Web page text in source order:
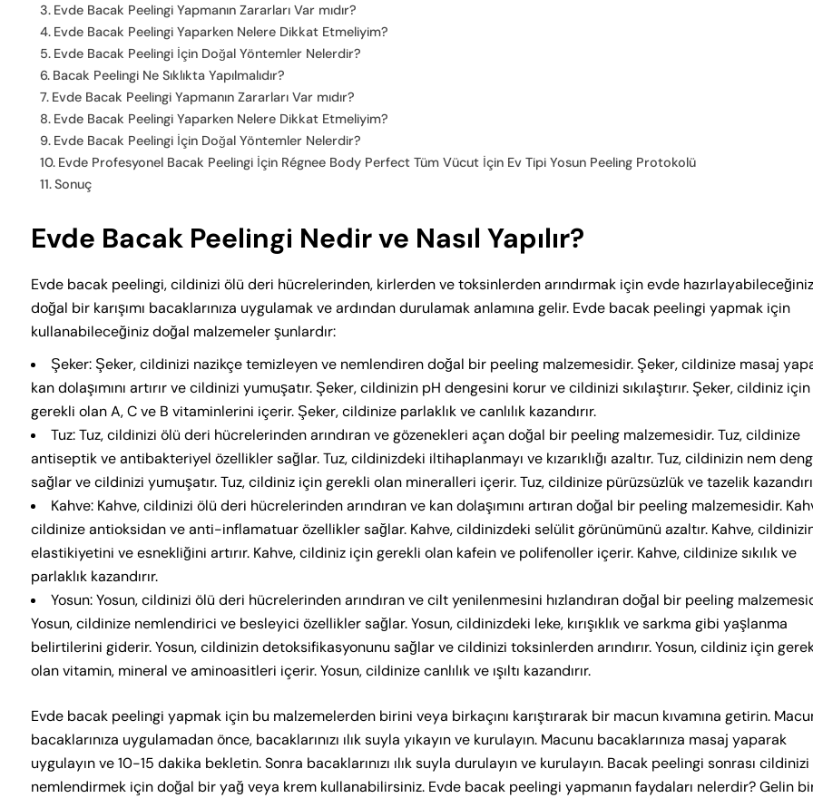
Evde Bacak Peelingi Yapmanın Zararları Var mıdır?
Evde Bacak Peelingi Yaparken Nelere Dikkat Etmeliyim?
Evde Bacak Peelingi İçin Doğal Yöntemler Nelerdir?
Bacak Peelingi Ne Sıklıkta Yapılmalıdır?
Evde Bacak Peelingi Yapmanın Zararları Var mıdır?
Evde Bacak Peelingi Yaparken Nelere Dikkat Etmeliyim?
Evde Bacak Peelingi İçin Doğal Yöntemler Nelerdir?
Evde Profesyonel Bacak Peelingi İçin Régnee Body Perfect Tüm Vücut İçin Ev Tipi Yosun Peeling Protokolü
Sonuç
Evde Bacak Peelingi Nedir ve Nasıl Yapılır?
Evde bacak peelingi, cildinizi ölü deri hücrelerinden, kirlerden ve toksinlerden arındırmak için evde hazırlayabileceğiniz
doğal bir karışımı bacaklarınıza uygulamak ve ardından durulamak anlamına gelir. Evde bacak peelingi yapmak için
kullanabileceğiniz doğal malzemeler şunlardır:
Şeker: Şeker, cildinizi nazikçe temizleyen ve nemlendiren doğal bir peeling malzemesidir. Şeker, cildinize masaj
kan dolaşımını artırır ve cildinizi yumuşatır. Şeker, cildinizin pH dengesini korur ve cildinizi sıkılaştırır. Şeker, cildiniz için
gerekli olan A, C ve B vitaminlerini içerir. Şeker, cildinize parlaklık ve canlılık kazandırır.
Tuz: Tuz, cildinizi ölü deri hücrelerinden arındıran ve gözenekleri açan doğal bir peeling malzemesidir. Tuz, cildinize
antiseptik ve antibakteriyel özellikler sağlar. Tuz, cildinizdeki iltihaplanmayı ve kızarıklığı azaltır. Tuz, cildinizin nem
sağlar ve cildinizi yumuşatır. Tuz, cildiniz için gerekli olan mineralleri içerir. Tuz, cildinize pürüzsüzlük ve tazelik
Kahve: Kahve, cildinizi ölü deri hücrelerinden arındıran ve kan dolaşımını artıran doğal bir peeling malzemesidir.
cildinize antioksidan ve anti-inflamatuar özellikler sağlar. Kahve, cildinizdeki selülit görünümünü azaltır. Kahve,
elastikiyetini ve esnekliğini artırır. Kahve, cildiniz için gerekli olan kafein ve polifenoller içerir. Kahve, cildinize sıkılık ve
parlaklık kazandırır.
Yosun: Yosun, cildinizi ölü deri hücrelerinden arındıran ve cilt yenilenmesini hızlandıran doğal bir peeling
Yosun, cildinize nemlendirici ve besleyici özellikler sağlar. Yosun, cildinizdeki leke, kırışıklık ve sarkma gibi yaşlanma
belirtilerini giderir. Yosun, cildinizin detoksifikasyonunu sağlar ve cildinizi toksinlerden arındırır. Yosun, cildiniz için
olan vitamin, mineral ve aminoasitleri içerir. Yosun, cildinize canlılık ve ışıltı kazandırır.
Evde bacak peelingi yapmak için bu malzemelerden birini veya birkaçını karıştırarak bir macun kıvamına getirin.
bacaklarınıza uygulamadan önce, bacaklarınızı ılık suyla yıkayın ve kurulayın. Macunu bacaklarınıza masaj yaparak
uygulayın ve 10-15 dakika bekletin. Sonra bacaklarınızı ılık suyla durulayın ve kurulayın. Bacak peelingi sonrası cildinizi
nemlendirmek için doğal bir yağ veya krem kullanabilirsiniz. Evde bacak peelingi yapmanın faydaları nelerdir? Gelin